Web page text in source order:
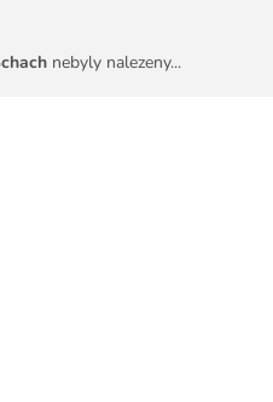
nebyly nalezeny...